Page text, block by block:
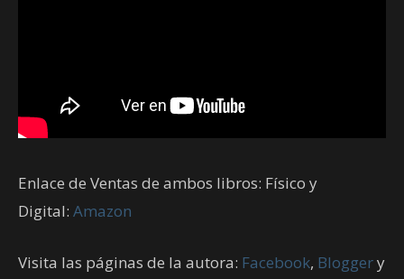
Enlace de Ventas de ambos libros: Físico y
Digital: Amazon
Visita las páginas de la autora: Facebook, Bloggery